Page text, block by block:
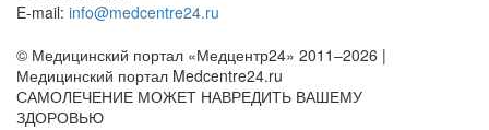
E-mail: info@medcentre24.ru
© Медицинский портал «Медцентр24» 2011–2026 |
Медицинский портал Medcentre24.ru
САМОЛЕЧЕНИЕ МОЖЕТ НАВРЕДИТЬ ВАШЕМУ
ЗДОРОВЬЮ